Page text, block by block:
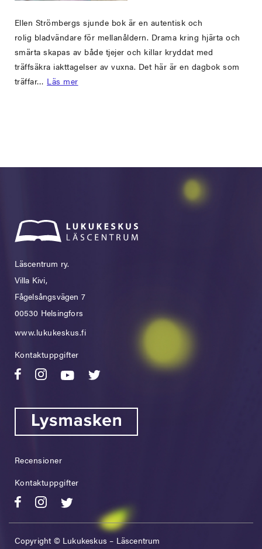
Ellen Strömbergs sjunde bok är en autentisk och
rolig bladvändare för mellanåldern. Drama kring hjärta och
smärta skapas av både tjejer och killar kryddat med
träffsäkra iakttagelser av vuxna. Det här är en dagbok som
träffar… Läs mer
Läscentrum ry.
Villa Kivi,
Fågelsångsvägen 7
00530 Helsingfors
www.lukukeskus.fi
Kontaktuppgifter
Recensioner
Kontaktuppgifter
Copyright © Lukukeskus – Läscentrum